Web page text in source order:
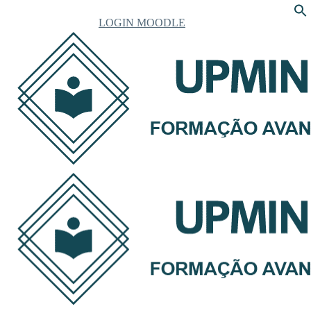
LOGIN MOODLE